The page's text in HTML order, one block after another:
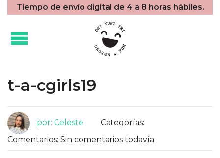
Tiempo de envío digital de 4 a 8 horas hábiles.
t-a-cgirls19
por: Celeste
Categorías:
Comentarios: Sin comentarios todavía